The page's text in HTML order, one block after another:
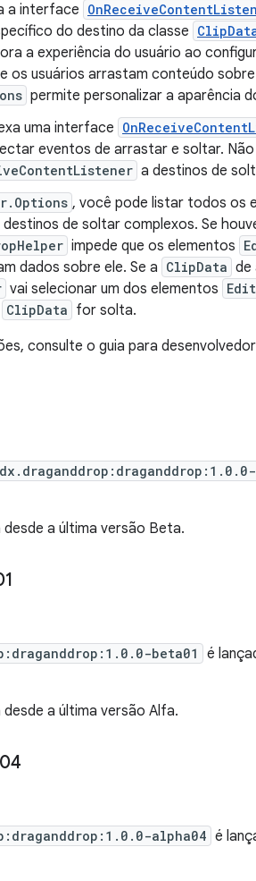
a interface
do destino da classe
a experiência do usuário ao
os usuários arrastam conteúdo sobre
permite personalizar a aparência
uma interface
eventos de arrastar e soltar. Não
a destinos de
, você pode listar todos os
de soltar complexos. Se
impede que os elementos
dados sobre ele. Se a ClipData de
vai selecionar um dos elementos
ClipData for solta.
consulte o guia para
desde a última versão Beta.
beta01 é
desde a última versão Alfa.
alpha04 é